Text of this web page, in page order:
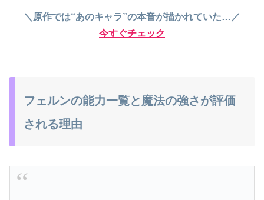
＼原作では“あのキャラ”の本音が描かれていた…／
今すぐチェック
フェルンの能力一覧と魔法の強さが評価
される理由